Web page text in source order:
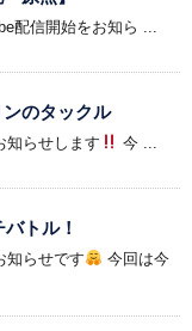
配信開始をお知ら ...
のタックル
知らせします 今 ...
トル！
知らせです
今回は今